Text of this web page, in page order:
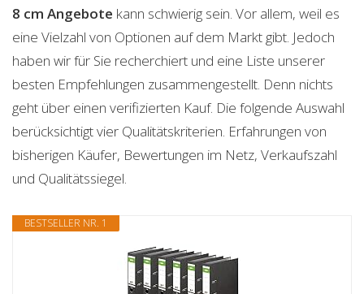
8 cm Angebote kann schwierig sein. Vor allem, weil es
eine Vielzahl von Optionen auf dem Markt gibt. Jedoch
haben wir für Sie recherchiert und eine Liste unserer
besten Empfehlungen zusammengestellt. Denn nichts
geht über einen verifizierten Kauf. Die folgende Auswahl
berücksichtigt vier Qualitätskriterien. Erfahrungen von
bisherigen Käufer, Bewertungen im Netz, Verkaufszahl
und Qualitätssiegel.
BESTSELLER NR. 1